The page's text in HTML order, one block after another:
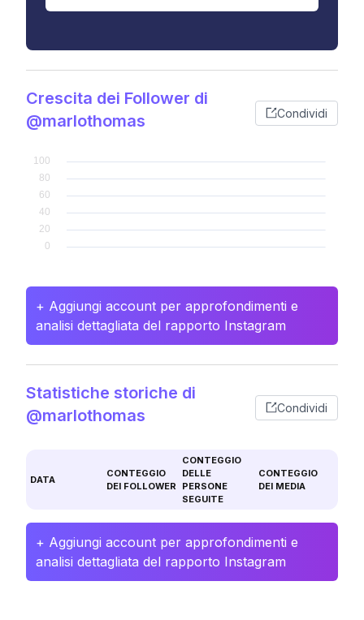
Crescita dei Follower di
@marlothomas
Condividi
+ Aggiungi account per approfondimenti e
analisi dettagliata del rapporto Instagram
Statistiche storiche di
@marlothomas
Condividi
DATA
CONTEGGIO
DEI FOLLOWER
CONTEGGIO
DELLE
PERSONE
SEGUITE
CONTEGGIO
DEI MEDIA
+ Aggiungi account per approfondimenti e
analisi dettagliata del rapporto Instagram